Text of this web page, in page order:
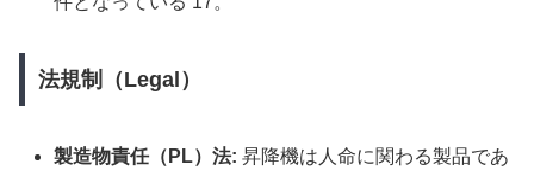
法規制（Legal）
製造物責任（PL）法: 昇降機は人命に関わる製品であ